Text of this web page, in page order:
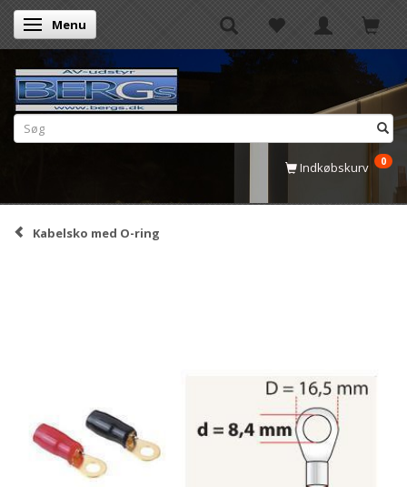
Skifte navigation
Menu
Indkøbskurv 0
Kabelsko med O-ring